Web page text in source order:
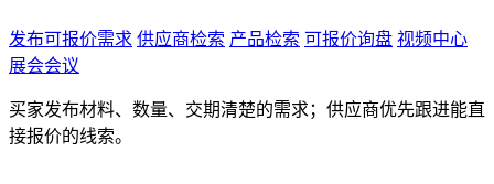
发布可报价需求 供应商检索 产品检索 可报价询盘 视频中心
展会会议
买家发布材料、数量、交期清楚的需求；供应商优先跟进能直
接报价的线索。